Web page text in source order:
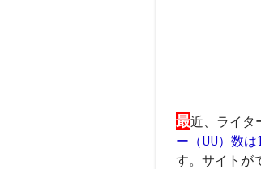
最近、ライタ
ー（UU）数
す。サイトが